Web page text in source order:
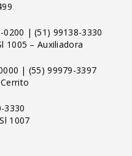
0200 |(51) 99138-3330
1005 – Auxiliadora
| (55) 99979-3397
3330
1007